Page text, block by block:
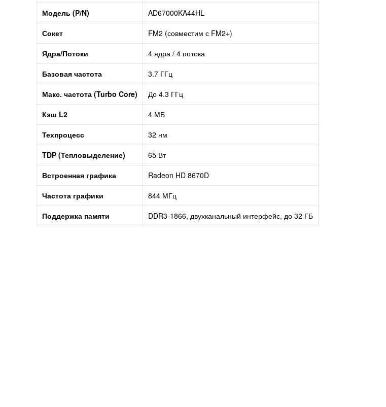
Модель (P/N)
AD67000KA44HL
Сокет
FM2 (совместим с FM2+)
Ядра/Потоки
4 ядра / 4 потока
Базовая частота
3.7 ГГц
Макс. частота (Turbo Core)
До 4.3 ГГц
Кэш L2
4 МБ
Техпроцесс
32 нм
TDP (Тепловыделение)
65 Вт
Встроенная графика
Radeon HD 8670D
Частота графики
844 МГц
Поддержка памяти
DDR3-1866, двухканальный интерфейс, до 32 ГБ